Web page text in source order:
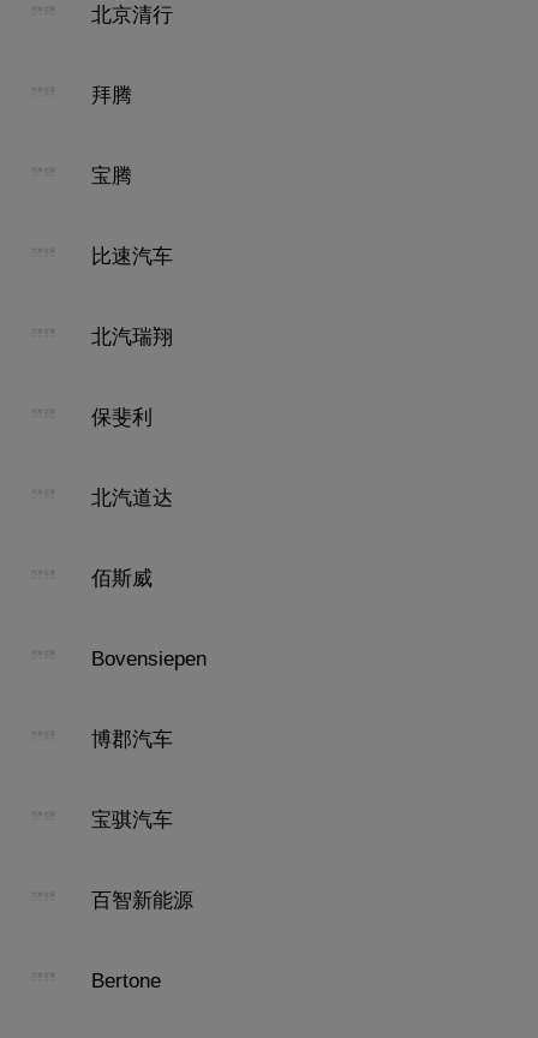
北京清行
拜腾
宝腾
比速汽车
北汽瑞翔
保斐利
北汽道达
佰斯威
Bovensiepen
博郡汽车
宝骐汽车
百智新能源
Bertone